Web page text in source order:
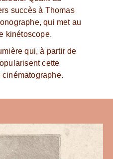
succès à Thomas
qui met au
kinétoscope.
qui, à partir de
cette